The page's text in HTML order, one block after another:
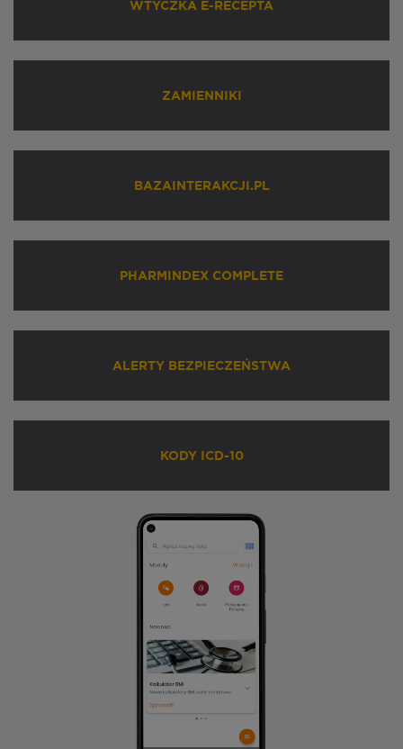
WTYCZKA E-RECEPTA
ZAMIENNIKI
BAZAINTERAKCJI.PL
PHARMINDEX COMPLETE
ALERTY BEZPIECZEŃSTWA
KODY ICD-10